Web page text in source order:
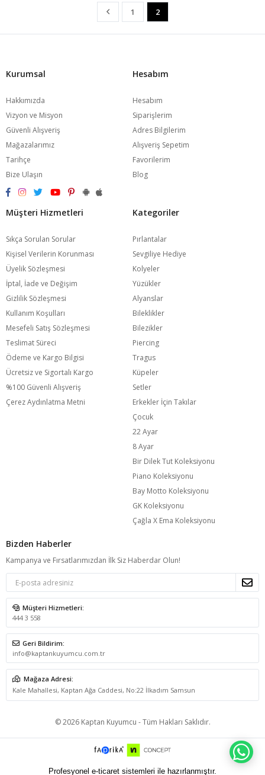
1 2
Kurumsal
Hakkımızda
Vizyon ve Misyon
Güvenli Alışveriş
Mağazalarımız
Tarihçe
Bize Ulaşın
Hesabım
Hesabım
Siparişlerim
Adres Bilgilerim
Alışveriş Sepetim
Favorilerim
Blog
Müşteri Hizmetleri
Sıkça Sorulan Sorular
Kişisel Verilerin Korunması
Üyelik Sözleşmesi
İptal, İade ve Değişim
Gizlilik Sözleşmesi
Kullanım Koşulları
Mesefeli Satış Sözleşmesi
Teslimat Süreci
Ödeme ve Kargo Bilgisi
Ücretsiz ve Sigortalı Kargo
%100 Güvenli Alışveriş
Çerez Aydınlatma Metni
Kategoriler
Pırlantalar
Sevgiliye Hediye
Kolyeler
Yüzükler
Alyanslar
Bileklikler
Bilezikler
Piercing
Tragus
Küpeler
Setler
Erkekler İçin Takılar
Çocuk
22 Ayar
8 Ayar
Bir Dilek Tut Koleksiyonu
Piano Koleksiyonu
Bay Motto Koleksiyonu
GK Koleksiyonu
Çağla X Ema Koleksiyonu
Bizden Haberler
Kampanya ve Fırsatlarımızdan İlk Siz Haberdar Olun!
Müşteri Hizmetleri:
444 3 558
Geri Bildirim:
info@kaptankuyumcu.com.tr
Mağaza Adresi:
Kale Mahallesi, Kaptan Ağa Caddesi, No:22 İlkadım Samsun
© 2026 Kaptan Kuyumcu - Tüm Hakları Saklıdır.
Profesyonel e-ticaret sistemleri ile hazırlanmıştır.